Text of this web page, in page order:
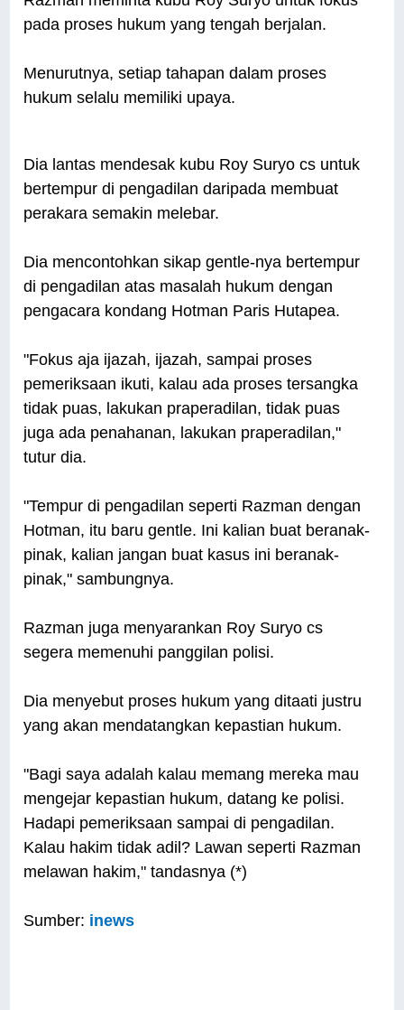
pada proses hukum yang tengah berjalan.
Menurutnya, setiap tahapan dalam proses
hukum selalu memiliki upaya.
Dia lantas mendesak kubu Roy Suryo cs untuk
bertempur di pengadilan daripada membuat
perakara semakin melebar.
Dia mencontohkan sikap gentle-nya bertempur
di pengadilan atas masalah hukum dengan
pengacara kondang Hotman Paris Hutapea.
"Fokus aja ijazah, ijazah, sampai proses
pemeriksaan ikuti, kalau ada proses tersangka
tidak puas, lakukan praperadilan, tidak puas
juga ada penahanan, lakukan praperadilan,"
tutur dia.
"Tempur di pengadilan seperti Razman dengan
Hotman, itu baru gentle. Ini kalian buat beranak-
pinak, kalian jangan buat kasus ini beranak-
pinak," sambungnya.
Razman juga menyarankan Roy Suryo cs
segera memenuhi panggilan polisi.
Dia menyebut proses hukum yang ditaati justru
yang akan mendatangkan kepastian hukum.
"Bagi saya adalah kalau memang mereka mau
mengejar kepastian hukum, datang ke polisi.
Hadapi pemeriksaan sampai di pengadilan.
Kalau hakim tidak adil? Lawan seperti Razman
melawan hakim," tandasnya (*)
Sumber: inews